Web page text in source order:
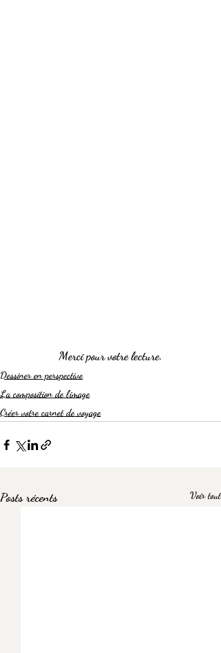
Merci pour votre lecture.
Dessiner en perspective
La composition de l'image
Créer votre carnet de voyage
Posts récents Voir tout